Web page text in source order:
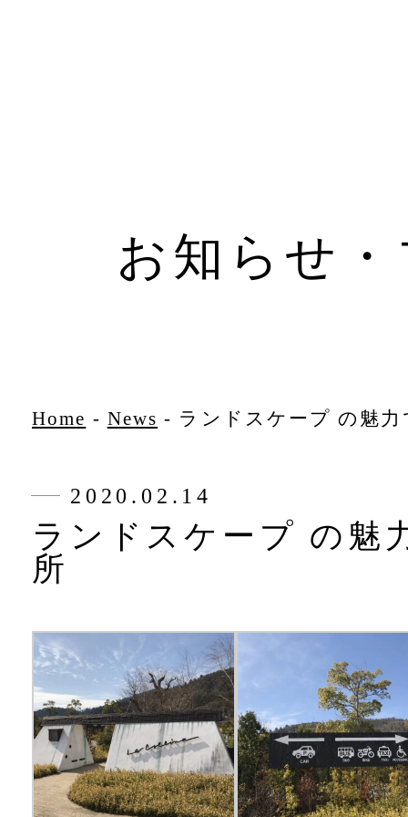
お知らせ
Home - News - ランドスケープ の魅
2020.02.14
ランドスケープ の魅
所